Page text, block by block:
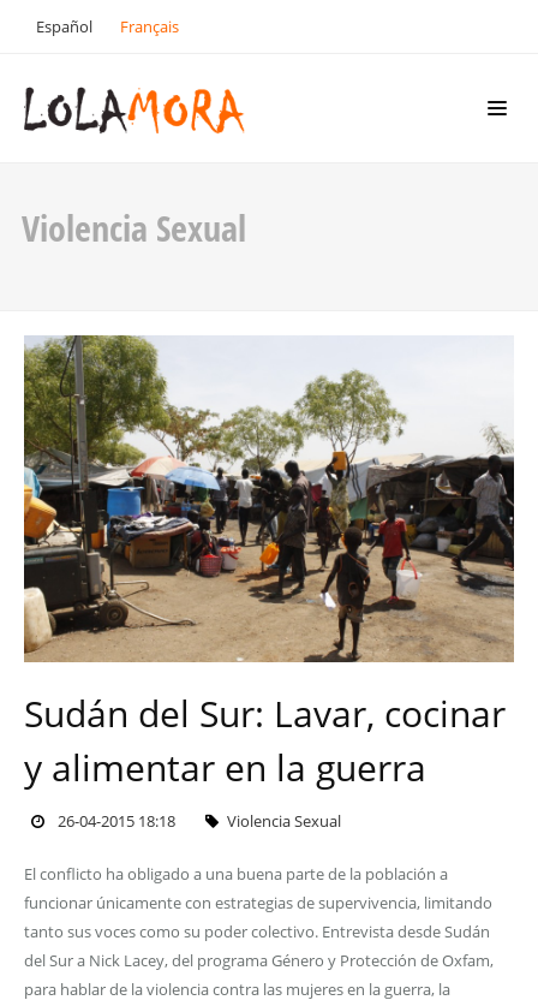
Español Français
Violencia Sexual
Sudán del Sur: Lavar, cocinar
y alimentar en la guerra
26-04-2015 18:18 Violencia Sexual
El conflicto ha obligado a una buena parte de la población a
funcionar únicamente con estrategias de supervivencia, limitando
tanto sus voces como su poder colectivo. Entrevista desde Sudán
del Sur a Nick Lacey, del programa Género y Protección de Oxfam,
para hablar de la violencia contra las mujeres en la guerra, la